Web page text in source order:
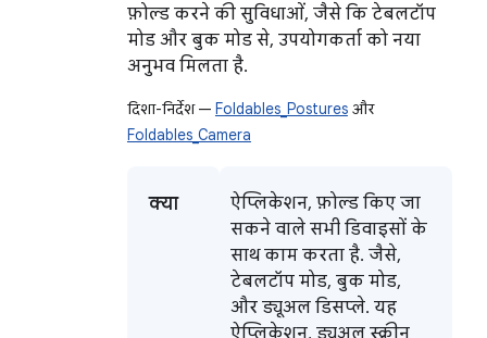
फ़ोल्ड करने की सुविधाओं, जैसे कि टेबलटॉप
मोड और बुक मोड से, उपयोगकर्ता को नया
अनुभव मिलता है.
दिशा-निर्देश — Foldables_Posturesऔर
Foldables_Camera
क्या
ऐप्लिकेशन, फ़ोल्ड किए जा
सकने वाले सभी डिवाइसों के
साथ काम करता है. जैसे,
टेबलटॉप मोड, बुक मोड,
और ड्यूअल डिसप्ले. यह
ऐप्लिकेशन, ड्यूअल स्क्रीन